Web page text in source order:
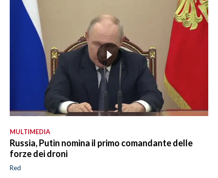
MULTIMEDIA
Russia, Putin nomina il primo comandante delle
forze dei droni
Red